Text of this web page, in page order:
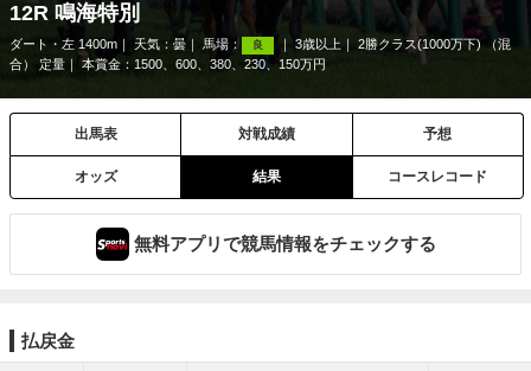
12R 鳴海特別
ダート・左 1400m 天気： 曇 馬場： 良 3歳以上
2勝クラス(1000万下) （混
合） 定量
本賞金：1500、600、380、230、150万円
出馬表 対戦成績 予想
オッズ 結果 コースレコード
無料アプリで競馬情報をチェックする
払戻金